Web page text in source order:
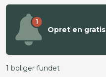
1
Opret en
1 boliger fundet